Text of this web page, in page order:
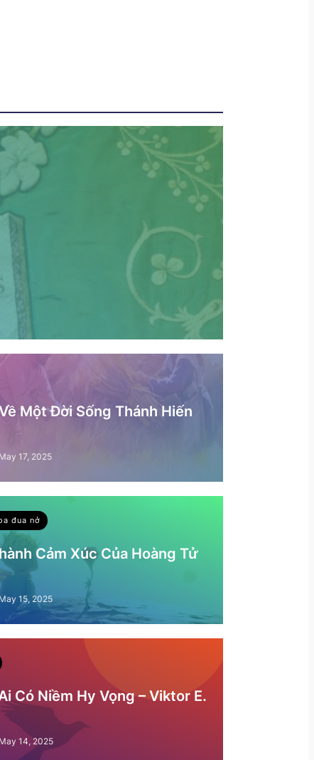
Một Đời Sống Thánh Hiến
May 17, 2025
đua nở
Cảm Xúc Của Hoàng Tử
May 15, 2025
Có Niềm Hy Vọng – Viktor E.
May 14, 2025